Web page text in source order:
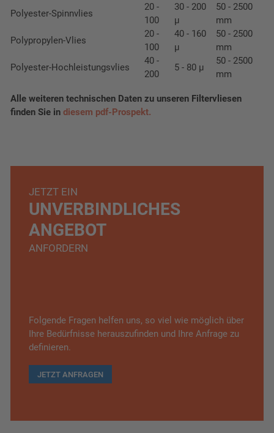
Polyester-Spinnvlies
20 -
100
30 - 200
µ
50 - 2500
mm
Polypropylen-Vlies
20 -
100
40 - 160
µ
50 - 2500
mm
Polyester-Hochleistungsvlies
40 -
200
5 - 80 µ
50 - 2500
mm
Alle weiteren technischen Daten zu unseren Filtervliesen
finden Sie in diesem pdf-Prospekt.
JETZT EIN
UNVERBINDLICHES
ANGEBOT
ANFORDERN
Folgende Fragen helfen uns, so viel wie möglich über
Ihre Bedürfnisse herauszufinden und Ihre Anfrage zu
definieren.
JETZT ANFRAGEN